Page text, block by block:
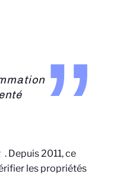
. Depuis 2011, ce
les propriétés